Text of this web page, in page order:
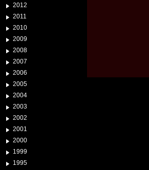
2012
2011
2010
2009
2008
2007
2006
2005
2004
2003
2002
2001
2000
1999
1995